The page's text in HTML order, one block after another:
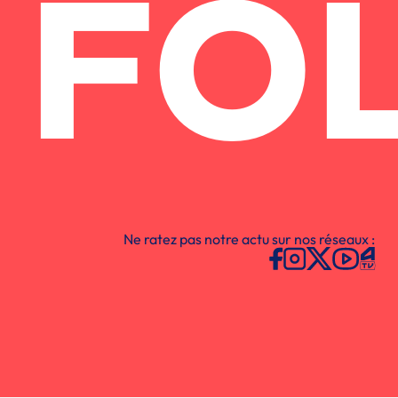
Ne ratez pas notre actu sur nos réseaux :